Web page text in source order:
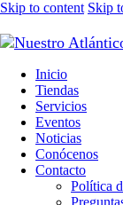
Skip to content Skip
Inicio
Tiendas
Servicios
Eventos
Noticias
Conócenos
Contacto
Política